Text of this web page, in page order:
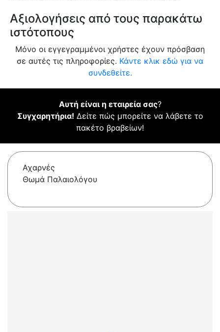
Αξιολογήσεις από τους παρακάτω
ιστότοπους
Μόνο οι εγγεγραμμένοι χρήστες έχουν πρόσβαση
σε αυτές τις πληροφορίες. Κάντε κλικ εδώ για να
συνδεθείτε.
Αυτή είναι η εταιρεία σας?
Συγχαρητήρια! Δείτε πώς μπορείτε να λάβετε το
πακέτο βραβείων!
Αχαρνές
Θωμά Παλαιολόγου